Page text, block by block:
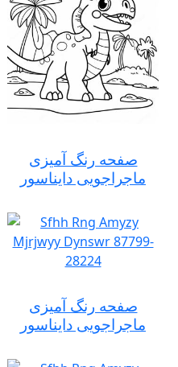
صفحه رنگ آمیزی
ماجراجویی دایناسور
صفحه رنگ آمیزی
ماجراجویی دایناسور